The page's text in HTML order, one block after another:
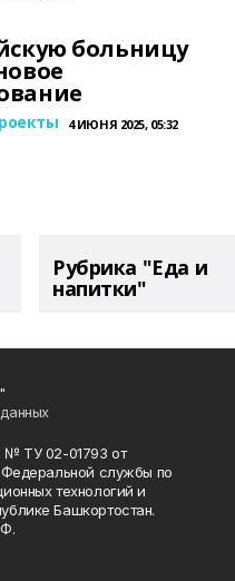
больницу
4 ИЮНЯ 2025, 05:32
Рубрика "Еда и
напитки"
№ ТУ 02-01793 от
службы по
технологий и
Башкортостан.